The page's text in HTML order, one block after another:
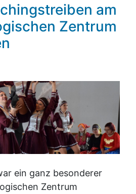
am
Zentrum
ein ganz besonderer
Zentrum